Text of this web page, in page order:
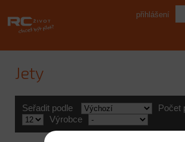
přihlášení
Jety
Seřadit podle
Počet
Výrobce